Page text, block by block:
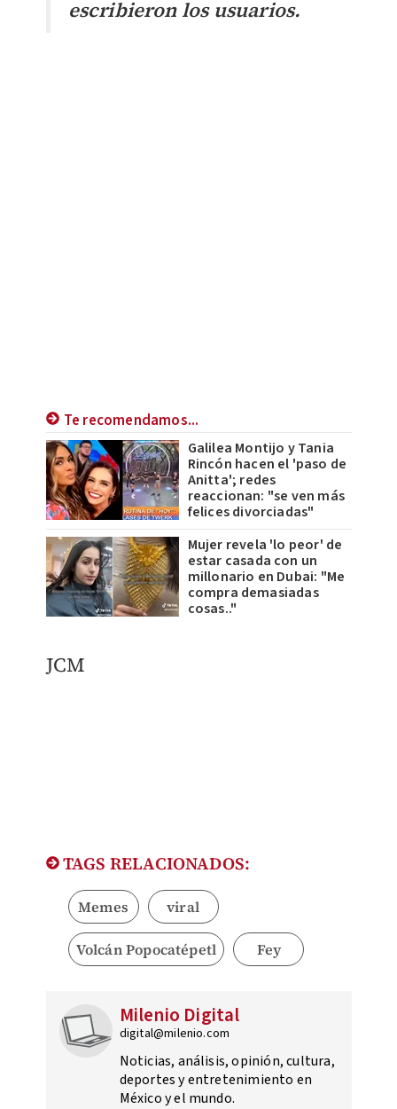
escribieron los usuarios.
Te recomendamos...
Galilea Montijo y Tania
Rincón hacen el 'paso de
Anitta'; redes
reaccionan: "se ven más
felices divorciadas"
Mujer revela 'lo peor' de
estar casada con un
millonario en Dubai: "Me
compra demasiadas
cosas.."
JCM
TAGS RELACIONADOS:
Memes viral
Volcán Popocatépetl Fey
Milenio Digital
digital@milenio.com
Noticias, análisis, opinión, cultura,
deportes y entretenimiento en
México y el mundo.